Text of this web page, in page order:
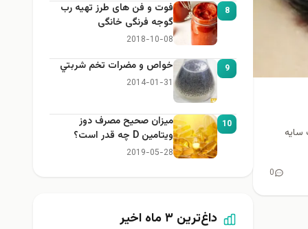
سایه
0
8
فوت و فن های طرز تهیه رب
گوجه فرنگی خانگی
2018-10-08
9 خواص و مضرات تخم شربتي
2014-01-31
10
میزان صحیح مصرف دوز
ویتامین D چه قدر است؟
2019-05-28
داغ‌ترین ۳ ماه اخیر